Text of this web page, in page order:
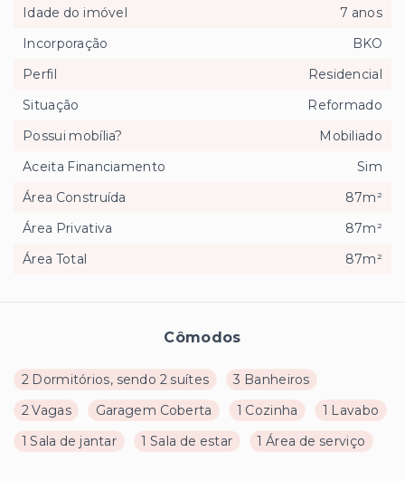
Cômodos
2 Dormitórios, sendo 2 suítes
3 Banheiros
2 Vagas
Garagem Coberta 1 Cozinha
1 Lavabo
1 Sala de jantar
1 Sala de estar 1 Área de serviço
Idade do imóvel
7 anos
Incorporação
BKO
Perfil
Residencial
Situação
Reformado
Possui mobília?
Mobiliado
Aceita Financiamento
Sim
Área Construída
87m²
Área Privativa
87m²
Área Total
87m²